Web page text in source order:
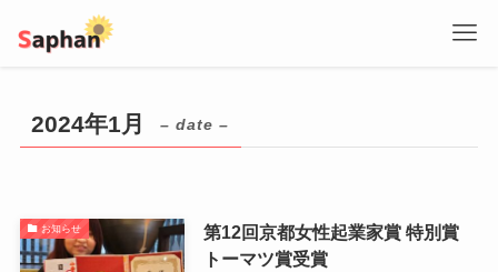
2024年1月 – date –
お知らせ
第12回京都女性起業家賞 特別賞
トーマツ賞受賞